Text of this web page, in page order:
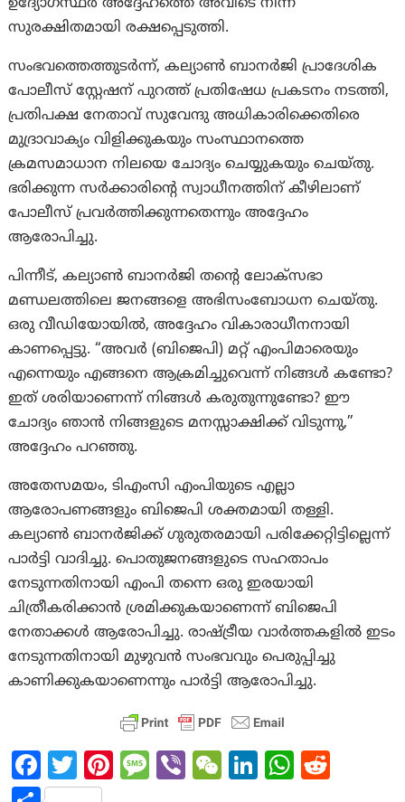
ഉദ്യോഗസ്ഥർ അദ്ദേഹത്തെ അവിടെ നിന്ന്
സുരക്ഷിതമായി രക്ഷപ്പെടുത്തി.
സംഭവത്തെത്തുടർന്ന്, കല്യാൺ ബാനർജി പ്രാദേശിക
പോലീസ് സ്റ്റേഷന് പുറത്ത് പ്രതിഷേധ പ്രകടനം നടത്തി,
പ്രതിപക്ഷ നേതാവ് സുവേന്ദു അധികാരിക്കെതിരെ
മുദ്രാവാക്യം വിളിക്കുകയും സംസ്ഥാനത്തെ
ക്രമസമാധാന നിലയെ ചോദ്യം ചെയ്യുകയും ചെയ്തു.
ഭരിക്കുന്ന സർക്കാരിന്റെ സ്വാധീനത്തിന് കീഴിലാണ്
പോലീസ് പ്രവർത്തിക്കുന്നതെന്നും അദ്ദേഹം
ആരോപിച്ചു.
പിന്നീട്, കല്യാൺ ബാനർജി തന്റെ ലോക്‌സഭാ
മണ്ഡലത്തിലെ ജനങ്ങളെ അഭിസംബോധന ചെയ്തു.
ഒരു വീഡിയോയിൽ, അദ്ദേഹം വികാരാധീനനായി
കാണപ്പെട്ടു. “അവർ (ബിജെപി) മറ്റ് എംപിമാരെയും
എന്നെയും എങ്ങനെ ആക്രമിച്ചുവെന്ന് നിങ്ങൾ കണ്ടോ?
ഇത് ശരിയാണെന്ന് നിങ്ങൾ കരുതുന്നുണ്ടോ? ഈ
ചോദ്യം ഞാൻ നിങ്ങളുടെ മനസ്സാക്ഷിക്ക് വിടുന്നു,”
അദ്ദേഹം പറഞ്ഞു.
അതേസമയം, ടിഎംസി എംപിയുടെ എല്ലാ
ആരോപണങ്ങളും ബിജെപി ശക്തമായി തള്ളി.
കല്യാൺ ബാനർജിക്ക് ഗുരുതരമായി പരിക്കേറ്റിട്ടില്ലെന്ന്
പാർട്ടി വാദിച്ചു. പൊതുജനങ്ങളുടെ സഹതാപം
നേടുന്നതിനായി എംപി തന്നെ ഒരു ഇരയായി
ചിത്രീകരിക്കാൻ ശ്രമിക്കുകയാണെന്ന് ബിജെപി
നേതാക്കൾ ആരോപിച്ചു. രാഷ്ട്രീയ വാർത്തകളിൽ ഇടം
നേടുന്നതിനായി മുഴുവൻ സംഭവവും പെരുപ്പിച്ചു
കാണിക്കുകയാണെന്നും പാർട്ടി ആരോപിച്ചു.
Fa
ce
T
w
Pi M Vi W Li W